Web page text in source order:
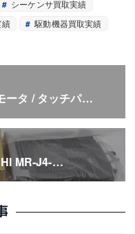
シーケンサ買取実績
績 駆動機器買取実績
ータ / タッチパ…
MR-J4-…